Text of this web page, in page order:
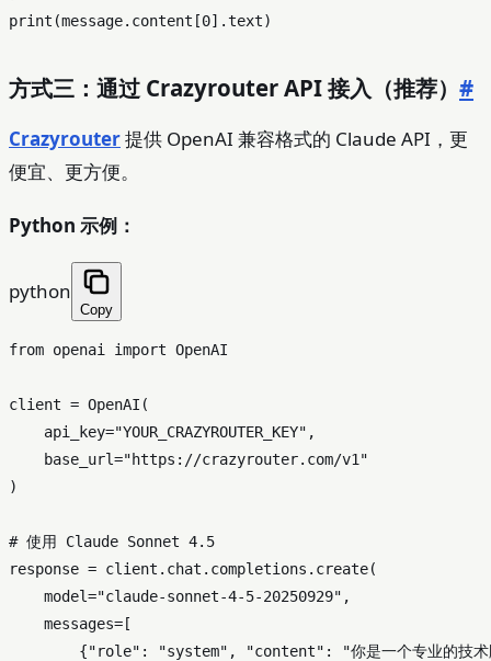
print (message.content[0
方式三：通过 Crazyrouter API 接入（推荐） #
Crazyrouter提供 OpenAI 兼容格式的 Claude API，更
便宜、更方便。
Python 示例：
python
Copy
from openai import OpenAI
client = OpenAI(
    api_key=
"YOUR_CRAZYROUTER_KEY" ,
    base_url=
"https://crazyrouter.com/v1"
)
# 使用 Claude Sonnet 4.5
response = client.chat.completions.create(
    model=
"claude-sonnet-4-5-20250929" ,
    messages=[
        {
"role" : "system" , "content" :
"你是一个专业的技